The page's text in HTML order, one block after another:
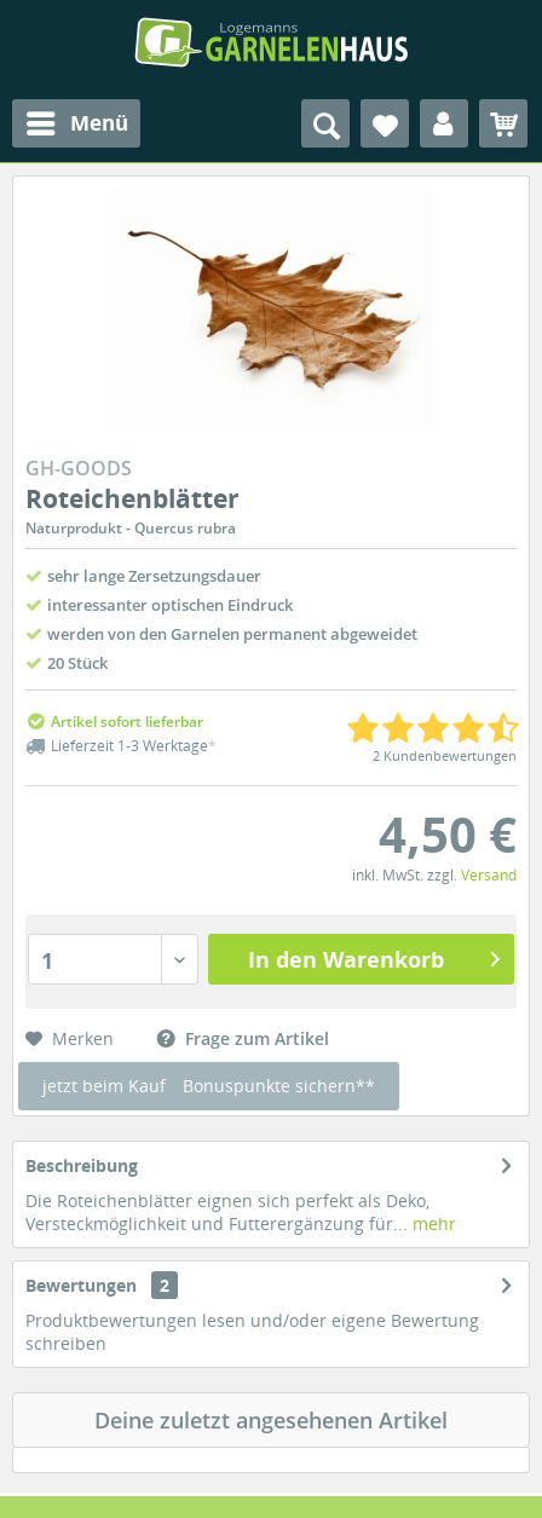
Menü
GH-GOODS
Roteichenblätter
Naturprodukt - Quercus rubra
sehr lange Zersetzungsdauer
interessanter optischen Eindruck
werden von den Garnelen permanent abgeweidet
20 Stück
Artikel sofort lieferbar
Lieferzeit 1-3 Werktage* 2 Kundenbewertungen
4,50 €
inkl. MwSt. zzgl. Versand
1 In den Warenkorb
Merken Frage zum Artikel
jetzt beim Kauf Bonuspunkte sichern**
Beschreibung
Die Roteichenblätter eignen sich perfekt als Deko,
Versteckmöglichkeit und Futterergänzung für... mehr
Bewertungen
2
Produktbewertungen lesen und/oder eigene Bewertung
schreiben
Deine zuletzt angesehenen Artikel